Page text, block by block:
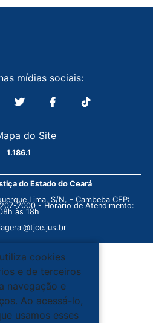
mídias sociais:
do Site
1.186.1
do Estado do Ceará
Lima, S/N. - Cambeba CEP:
7000 - Horário de Atendimento:
às 18h
cookies
e de terceiros
navegação e
Ao acessá-lo,
usamos esses